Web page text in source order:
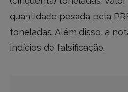
quantidade pesada pela
toneladas. Além disso, a
indícios de falsificação.